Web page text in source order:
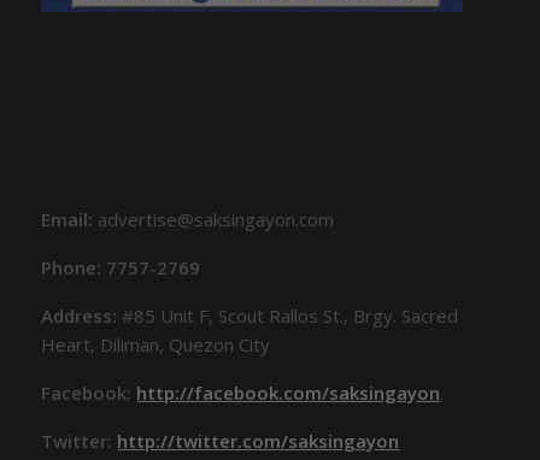
Email: advertise@saksingayon.com
Phone: 7757-2769
Address:#85 Unit F, Scout Rallos St., Brgy. Sacred
Heart, Diliman, Quezon City
Facebook: http://facebook.com/saksingayon
Twitter: http://twitter.com/saksingayon